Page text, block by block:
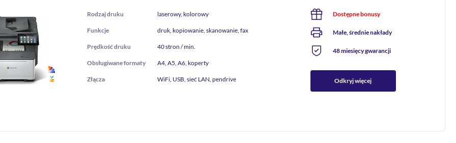
Rodzaj druku laserowy, kolorowy
Funkcje druk, kopiowanie, skanowanie, fax
Prędkość druku 40 stron / min.
Obsługiwane formaty A4, A5, A6, koperty
Złącza WiFi, USB, sieć LAN, pendrive
Dostępne bonusy
Małe, średnie nakłady
48 miesięcy gwarancji
Odkryj więcej